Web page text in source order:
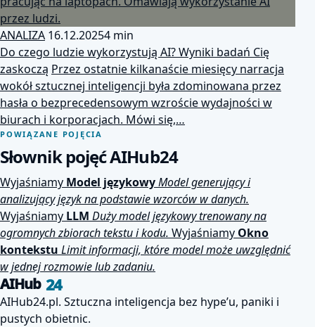
ANALIZA 16.12.20254 min
Do czego ludzie wykorzystują AI? Wyniki badań Cię
zaskoczą Przez ostatnie kilkanaście miesięcy narracja
wokół sztucznej inteligencji była zdominowana przez
hasła o bezprecedensowym wzroście wydajności w
biurach i korporacjach. Mówi się,…
POWIĄZANE POJĘCIA
Słownik pojęć AIHub24
Wyjaśniamy Model językowyModel generujący i
analizujący język na podstawie wzorców w danych.
Wyjaśniamy LLM Duży model językowy trenowany na
ogromnych zbiorach tekstu i kodu. Wyjaśniamy Okno
kontekstu Limit informacji, które model może uwzględnić
w jednej rozmowie lub zadaniu.
AIHub 24
AIHub24.pl. Sztuczna inteligencja bez hype’u, paniki i
pustych obietnic.